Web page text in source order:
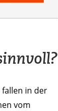
fallen in der
vom